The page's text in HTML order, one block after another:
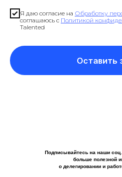
Я даю согласие на Обработку
соглашаюсь с Политикой
Talented
Оставить
Подписывайтесь на наши
больше полезной
о делегировании и